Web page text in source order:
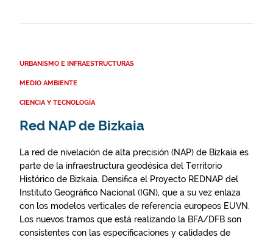
URBANISMO E INFRAESTRUCTURAS
MEDIO AMBIENTE
CIENCIA Y TECNOLOGÍA
Red NAP de Bizkaia
La red de nivelación de alta precisión (NAP) de Bizkaia es
parte de la infraestructura geodésica del Territorio
Histórico de Bizkaia. Densifica el Proyecto REDNAP del
Instituto Geográfico Nacional (IGN), que a su vez enlaza
con los modelos verticales de referencia europeos EUVN.
Los nuevos tramos que está realizando la BFA/DFB son
consistentes con las especificaciones y calidades de